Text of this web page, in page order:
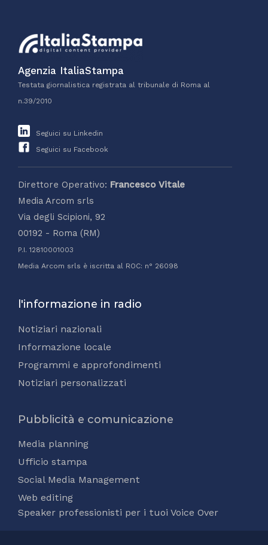
Agenzia ItaliaStampa
Testata giornalistica registrata al tribunale di Roma al
n.39/2010
Seguici su Linkedin
Seguici su Facebook
Direttore Operativo: Francesco Vitale
Media Arcom srls
Via degli Scipioni, 92
00192 - Roma (RM)
P.I. 12810001003
Media Arcom srls è iscritta al ROC: n° 26098
l'informazione in radio
Notiziari nazionali
Informazione locale
Programmi e approfondimenti
Notiziari personalizzati
Pubblicità e comunicazione
Media planning
Ufficio stampa
Social Media Management
Web editing
Speaker professionisti per i tuoi Voice Over